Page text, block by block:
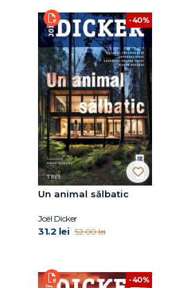
-40%
Un animal sălbatic
Joël Dicker
31.2 lei 52.00 lei
-40%